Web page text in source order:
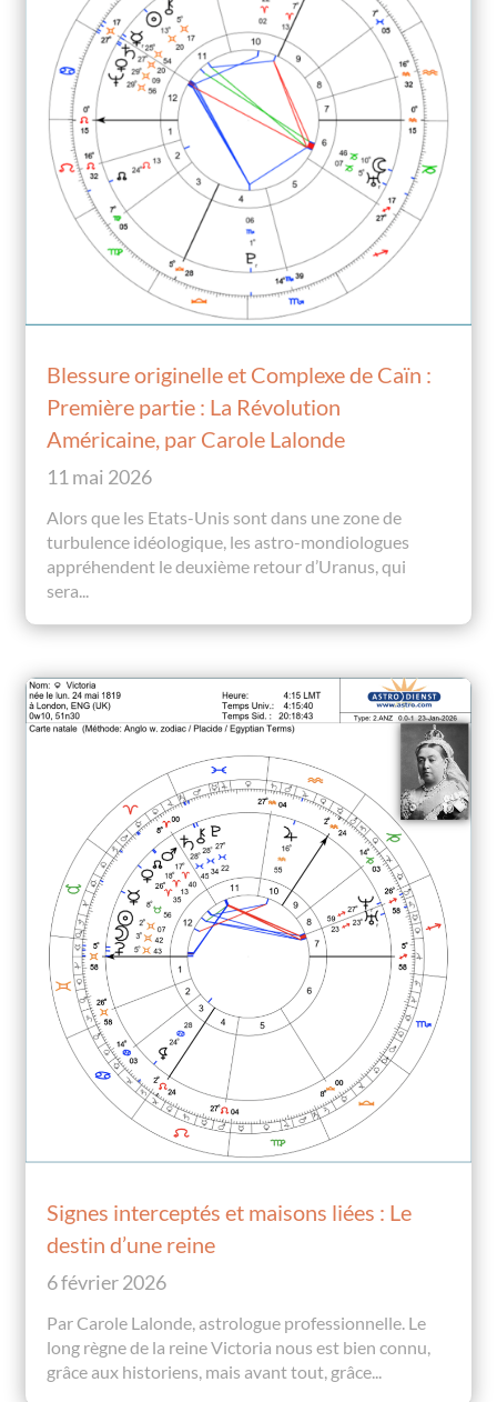
Blessure originelle et Complexe de Caïn :
Première partie : La Révolution
Américaine, par Carole Lalonde
11 mai 2026
Alors que les Etats-Unis sont dans une zone de
turbulence idéologique, les astro-mondiologues
appréhendent le deuxième retour d’Uranus, qui
sera...
Signes interceptés et maisons liées : Le
destin d’une reine
6 février 2026
Par Carole Lalonde, astrologue professionnelle. Le
long règne de la reine Victoria nous est bien connu,
grâce aux historiens, mais avant tout, grâce...